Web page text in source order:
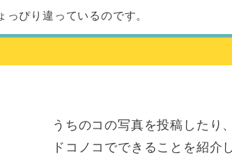
っぴり違っているのです。
うちのコの写真を投稿したり、
ドコノコでできることを紹介